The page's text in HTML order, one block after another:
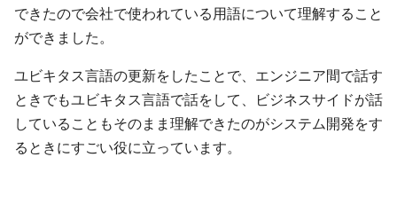
できたので会社で使われている用語について理解すること
ができました。
ユビキタス言語の更新をしたことで、エンジニア間で話す
ときでもユビキタス言語で話をして、ビジネスサイドが話
していることもそのまま理解できたのがシステム開発をす
るときにすごい役に立っています。